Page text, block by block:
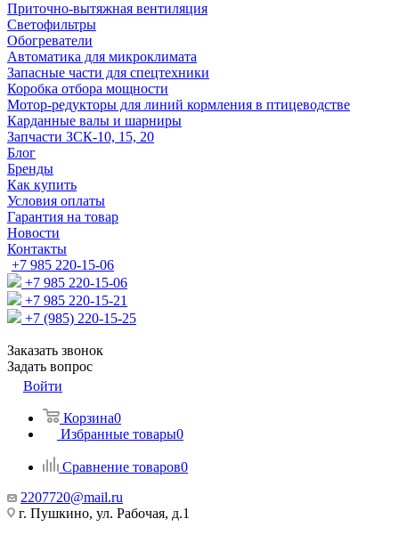
Приточно-вытяжная вентиляция
Светофильтры
Обогреватели
Автоматика для микроклимата
Запасные части для спецтехники
Коробка отбора мощности
Мотор-редукторы для линий кормления в птицеводстве
Карданные валы и шарниры
Запчасти ЗСК-10, 15, 20
Блог
Бренды
Как купить
Условия оплаты
Гарантия на товар
Новости
Контакты
+7 985 220-15-06
+7 985 220-15-06
+7 985 220-15-21
+7 (985) 220-15-25
Заказать звонок
Задать вопрос
Войти
Корзина0
Избранные товары0
Сравнение товаров0
2207720@mail.ru
г. Пушкино, ул. Рабочая, д.1